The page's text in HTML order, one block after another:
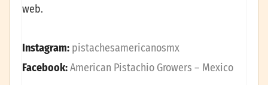
web.
Instagram: pistachesamericanosmx
Facebook:American Pistachio Growers – Mexico